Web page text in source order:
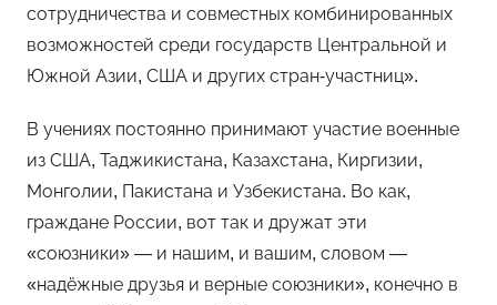
сотрудничества и совместных комбинированных
возможностей среди государств Центральной и
Южной Азии, США и других стран-участниц».
В учениях постоянно принимают участие военные
из США, Таджикистана, Казахстана, Киргизии,
Монголии, Пакистана и Узбекистана. Во как,
граждане России, вот так и дружат эти
«союзники» — и нашим, и вашим, словом —
«надёжные друзья и верные союзники», конечно в